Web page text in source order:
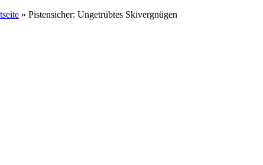
» Pistensicher: Ungetrübtes Skivergnügen